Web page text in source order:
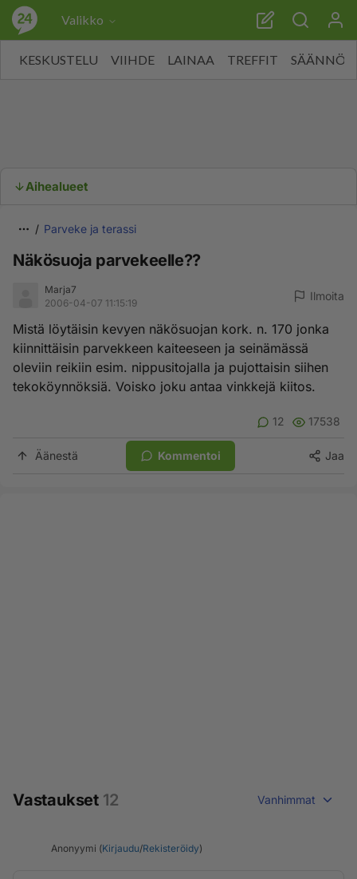
Valikko
KESKUSTELU VIIHDE LAINAA TREFFIT SÄÄNNÖT
Aihealueet
Parveke ja terassi
Näkösuoja parvekeelle??
Marja7
2006-04-07 11:15:19
Ilmoita
Mistä löytäisin kevyen näkösuojan kork. n. 170 jonka
kiinnittäisin parvekkeen kaiteeseen ja seinämässä
oleviin reikiin esim. nippusitojalla ja pujottaisin siihen
tekoköynnöksiä. Voisko joku antaa vinkkejä kiitos.
12 17538
Äänestä Kommentoi Jaa
Vastaukset 12 Vanhimmat
Anonyymi (Kirjaudu/Rekisteröidy)